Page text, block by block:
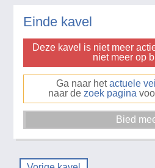
Einde kavel
Deze kavel is niet meer
niet meer op
Ga naar hetactuele
naar de zoek pagina